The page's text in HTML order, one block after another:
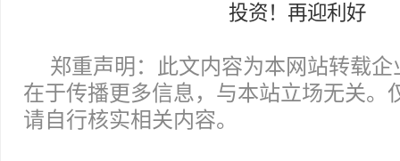
郑重声明：此文内容为本网站转载
在于传播更多信息，与本站立场无关。
请自行核实相关内容。